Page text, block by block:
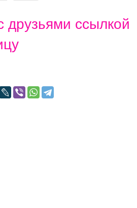
друзьями ссылкой